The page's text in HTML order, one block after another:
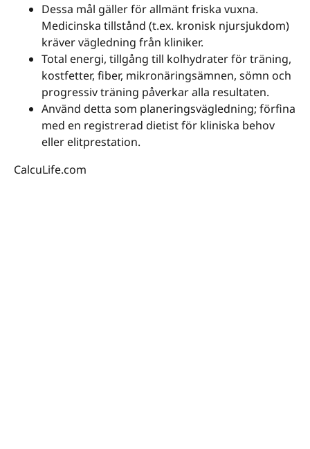
Dessa mål gäller för allmänt friska vuxna.
Medicinska tillstånd (t.ex. kronisk njursjukdom)
kräver vägledning från kliniker.
Total energi, tillgång till kolhydrater för träning,
kostfetter, fiber, mikronäringsämnen, sömn och
progressiv träning påverkar alla resultaten.
Använd detta som planeringsvägledning; förfina
med en registrerad dietist för kliniska behov
eller elitprestation.
CalcuLife.com